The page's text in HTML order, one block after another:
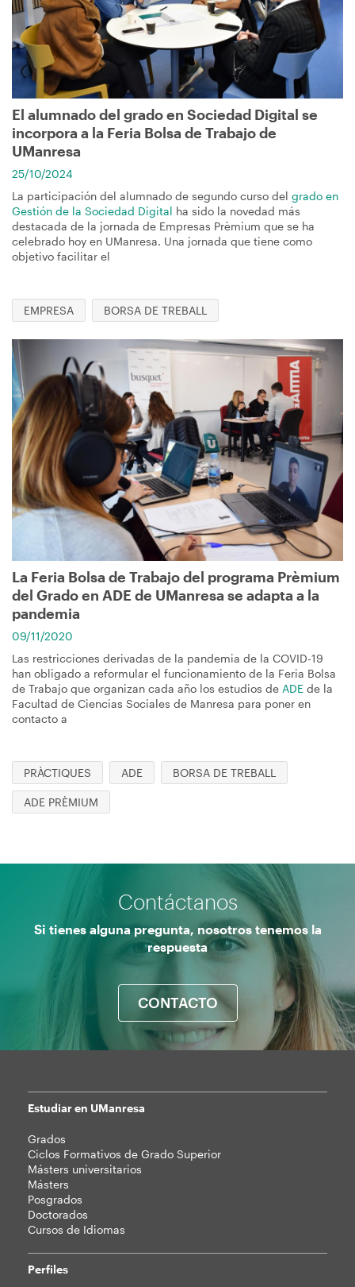
navegación
El alumnado del grado en Sociedad Digital se
incorpora a la Feria Bolsa de Trabajo de
UManresa
25/10/2024
La participación del alumnado de segundo curso del grado en
Gestión de la Sociedad Digital ha sido la novedad más
destacada de la jornada de Empresas Prèmium que se ha
celebrado hoy en UManresa. Una jornada que tiene como
objetivo facilitar el
EMPRESA BORSA DE TREBALL
Imagen
La Feria Bolsa de Trabajo del programa Prèmium
del Grado en ADE de UManresa se adapta a la
pandemia
09/11/2020
Las restricciones derivadas de la pandemia de la COVID-19
han obligado a reformular el funcionamiento de la Feria Bolsa
de Trabajo que organizan cada año los estudios de ADE de la
Facultad de Ciencias Sociales de Manresa para poner en
contacto a
PRÀCTIQUES ADE BORSA DE TREBALL
ADE PRÈMIUM
Contáctanos
Si tienes alguna pregunta, nosotros tenemos la
respuesta
CONTACTO
Mapa
web
Estudiar en UManresa
Grados
Ciclos Formativos de Grado Superior
Másters universitarios
Másters
Posgrados
Doctorados
Cursos de Idiomas
Perfiles